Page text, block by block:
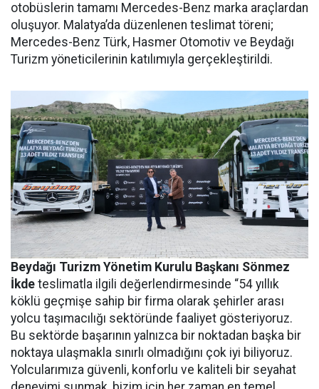
otobüslerin tamamı Mercedes-Benz marka araçlardan
oluşuyor. Malatya’da düzenlenen teslimat töreni;
Mercedes-Benz Türk, Hasmer Otomotiv ve Beydağı
Turizm yöneticilerinin katılımıyla gerçekleştirildi.
Beydağı Turizm Yönetim Kurulu Başkanı Sönmez
İkde teslimatla ilgili değerlendirmesinde “54 yıllık
köklü geçmişe sahip bir firma olarak şehirler arası
yolcu taşımacılığı sektöründe faaliyet gösteriyoruz.
Bu sektörde başarının yalnızca bir noktadan başka bir
noktaya ulaşmakla sınırlı olmadığını çok iyi biliyoruz.
Yolcularımıza güvenli, konforlu ve kaliteli bir seyahat